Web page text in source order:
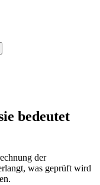
bedeutet
der
was geprüft wird